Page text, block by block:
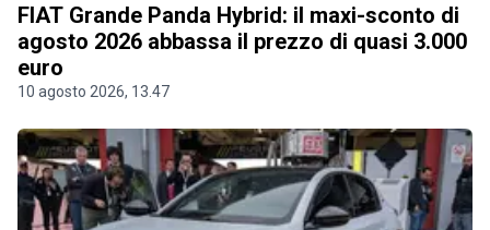
FIAT Grande Panda Hybrid: il maxi-sconto di
agosto 2026 abbassa il prezzo di quasi 3.000
euro
10 agosto 2026, 13.47